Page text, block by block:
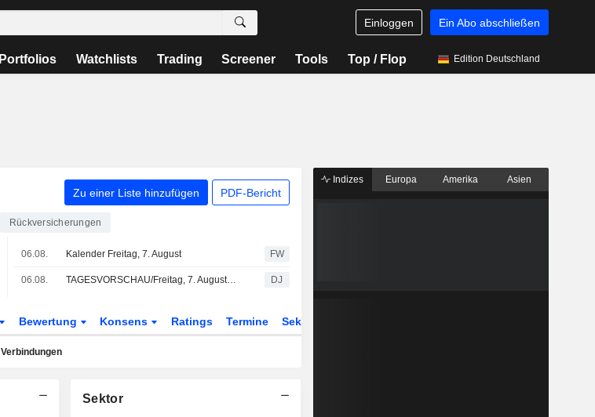
Einloggen Ein Abo abschließen
Portfolios Watchlists Trading Screener Tools Top / Flop Edition Deutschland
Zu einer Liste hinzufügen PDF-Bericht
Rückversicherungen
06.08. Kalender Freitag, 7. August FW
06.08. TAGESVORSCHAU/Freitag, 7. August 2026 (vorläufige Fassung) DJ
Bewertung Konsens Ratings Termine Sektor
Verbindungen
Sektor
Indizes Europa Amerika Asien